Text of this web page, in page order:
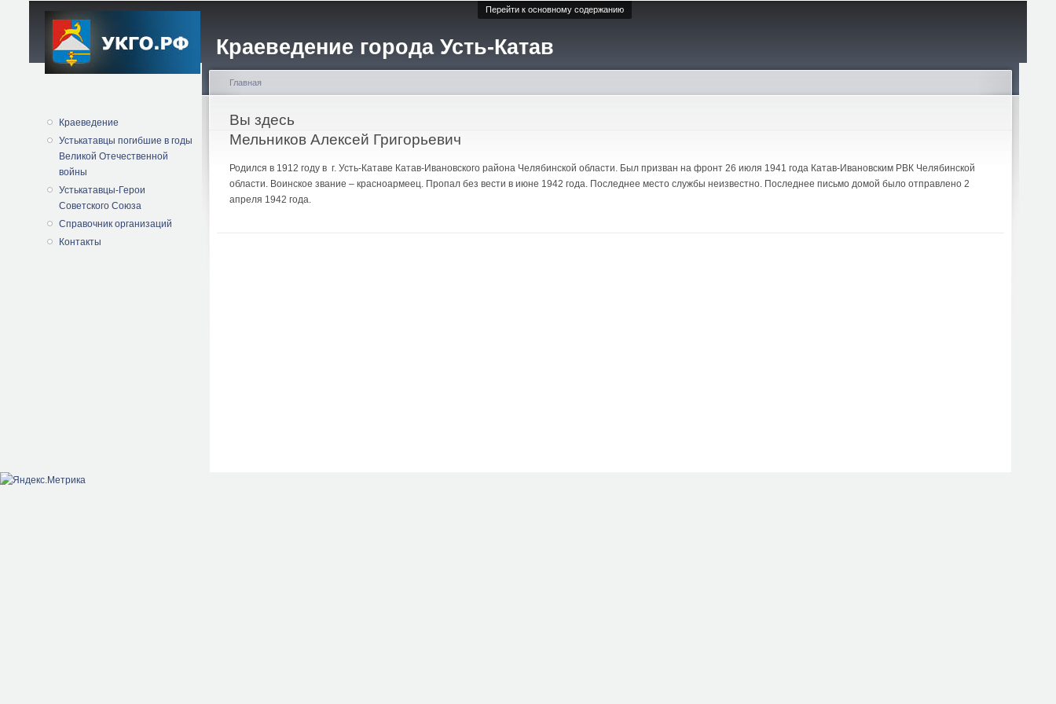
Перейти к основному содержанию
Краеведение города Усть-Катав
Краеведение
Устькатавцы погибшие в годы
Великой Отечественной
войны
Устькатавцы-Герои
Советского Союза
Справочник организаций
Контакты
Вы здесь
Главная
Мельников Алексей Григорьевич
Родился в 1912 году в г. Усть-Катаве Катав-Ивановского района Челябинской области. Был призван на фронт 26 июля 1941 года Катав-Ивановским РВК Челябинской
области. Воинское звание – красноармеец. Пропал без вести в июне 1942 года. Последнее место службы неизвестно. Последнее письмо домой было отправлено 2
апреля 1942 года.